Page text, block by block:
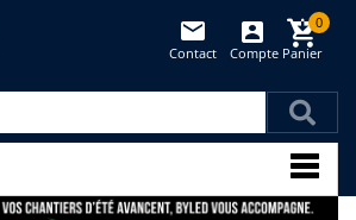
Panier
0
Compte
Contact